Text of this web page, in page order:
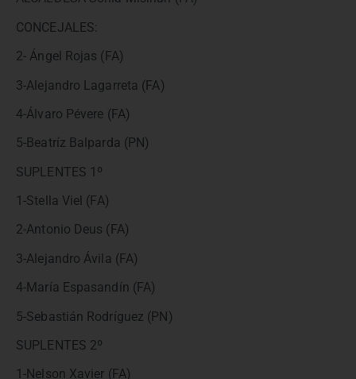
CONCEJALES:
2- Ángel Rojas (FA)
3-Alejandro Lagarreta (FA)
4-Álvaro Pévere (FA)
5-Beatríz Balparda (PN)
SUPLENTES 1º
1-Stella Viel (FA)
2-Antonio Deus (FA)
3-Alejandro Ávila (FA)
4-María Espasandín (FA)
5-Sebastián Rodríguez (PN)
SUPLENTES 2º
1-Nelson Xavier (FA)